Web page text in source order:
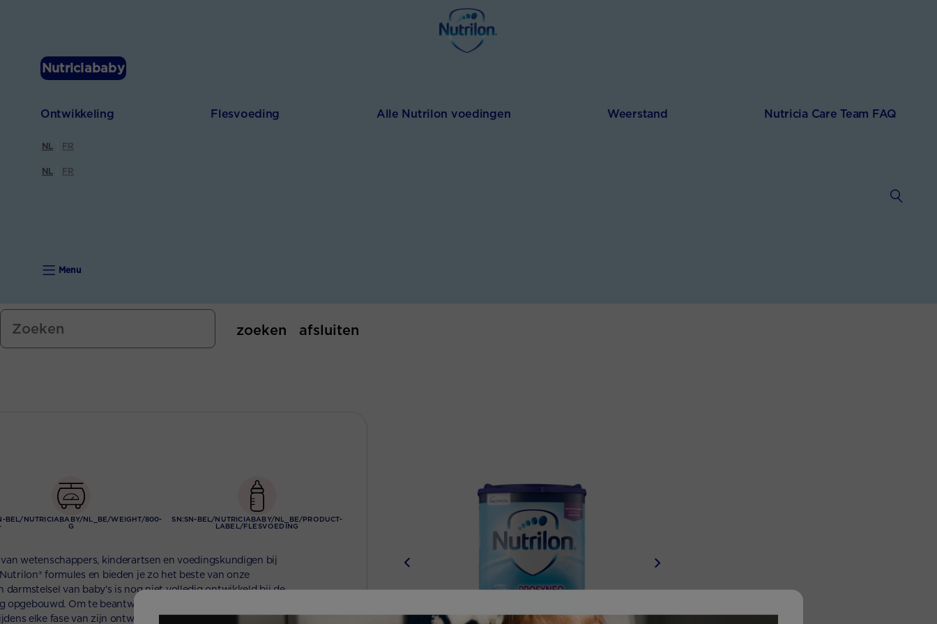
Nutriciababy
Ontwikkeling Flesvoeding Alle Nutrilon voedingen Weerstand Nutricia Care Team FAQ
NL FR
NL FR
Menu
zoeken afsluiten
BEL/NUTRICIABABY/NL_BE/WEIGHT/800-
G
SN:SN-BEL/NUTRICIABABY/NL_BE/PRODUCT-
LABEL/FLESVOEDING
wetenschappers, kinderartsen en voedingskundigen bij
formules en bieden je zo het beste van onze
darmstelsel van baby’s is nog niet volledig ontwikkeld bij de
Om te beantwoorden aan de specifieke
elke fase van zijn ontwikkeling heeft Nutricia Nutrilon®